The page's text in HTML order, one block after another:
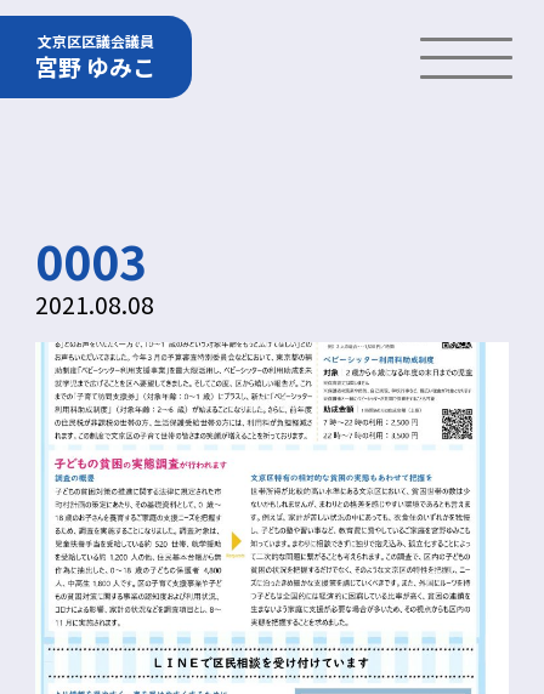
文京区区議会議員
宮野 ゆみこ
0003
2021.08.08